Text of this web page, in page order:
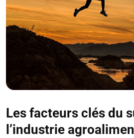
Les facteurs clés du
l’industrie